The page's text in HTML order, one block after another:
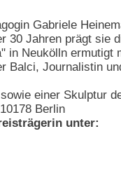
Gabriele
Jahren prägt sie
Neukölln
Balci, Journalistin
einer Skulptur
Berlin
unter: